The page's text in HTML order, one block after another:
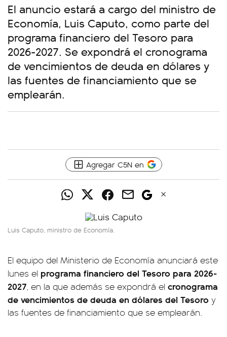
El anuncio estará a cargo del ministro de
Economía, Luis Caputo, como parte del
programa financiero del Tesoro para
2026-2027. Se expondrá el cronograma
de vencimientos de deuda en dólares y
las fuentes de financiamiento que se
emplearán.
Agregar C5N en
Luis Caputo, ministro de Economía.
El equipo del Ministerio de Economía anunciará este
lunes el programa financiero del Tesoro para 2026-
2027, en la que además se expondrá el cronograma
de vencimientos de deuda en dólares del Tesoro y
las fuentes de financiamiento que se emplearán.